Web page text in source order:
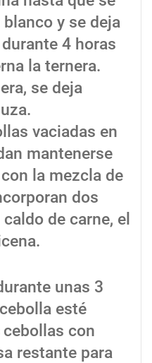
y se deja
4 horas
la ternera.
se deja
vaciadas en
mantenerse
la mezcla de
dos
de carne, el
unas 3
esté
con
restante para